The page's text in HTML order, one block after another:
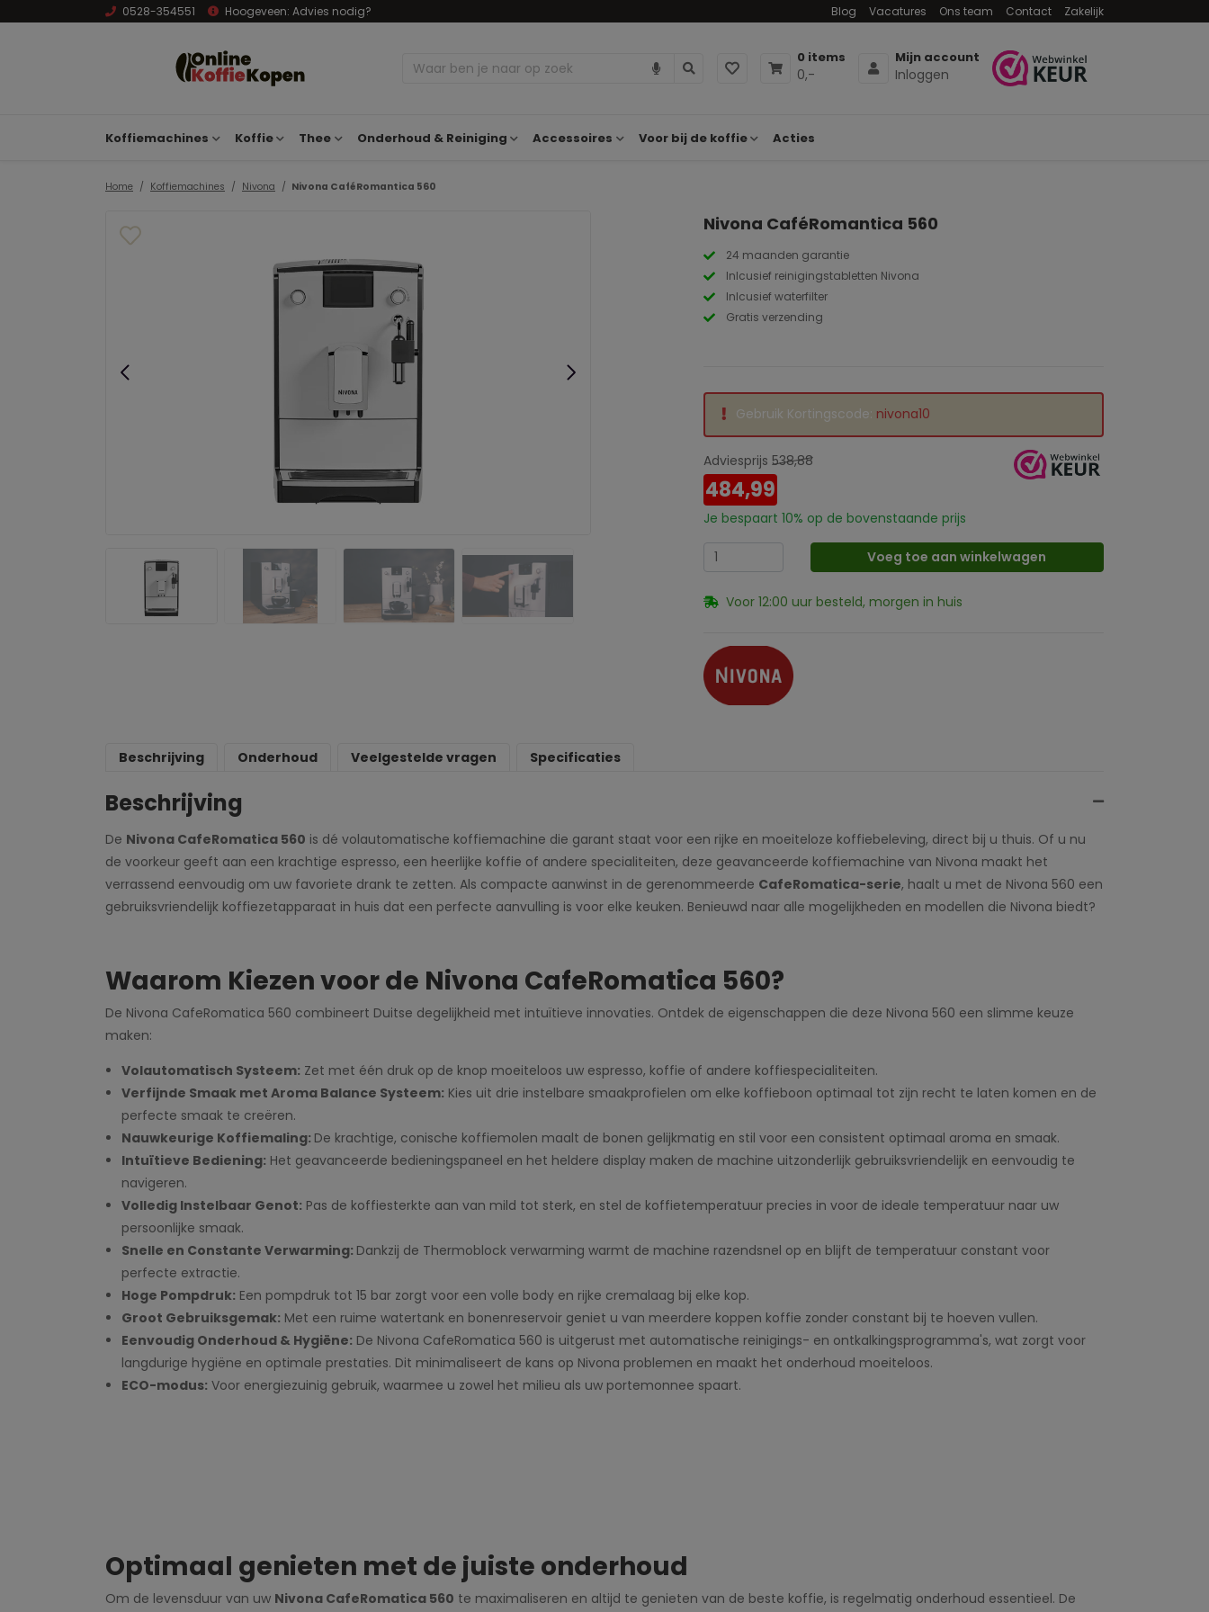
0528-354551 Hoogeveen: Advies nodig? Blog Vacatures Ons team Contact Zakelijk
0 items
0,-
Mijn account
Inloggen
Koffiemachines Koffie Thee Onderhoud & Reiniging Accessoires Voor bij de koffie Acties
Home Koffiemachines Nivona Nivona CaféRomantica 560
Nivona CaféRomantica 560
24 maanden garantie
Inlcusief reinigingstabletten Nivona
Inlcusief waterfilter
Gratis verzending
Gebruik Kortingscode: nivona10
Adviesprijs 538,88
484,99
Je bespaart 10% op de bovenstaande prijs
Voeg toe aan winkelwagen
Voor 12:00 uur besteld, morgen in huis
Beschrijving Onderhoud Veelgestelde vragen Specificaties
Beschrijving
De Nivona CafeRomatica 560 is dé volautomatische koffiemachine die garant staat voor een rijke en moeiteloze koffiebeleving, direct bij u thuis. Of u nu
de voorkeur geeft aan een krachtige espresso, een heerlijke koffie of andere specialiteiten, deze geavanceerde koffiemachine van Nivona maakt het
verrassend eenvoudig om uw favoriete drank te zetten. Als compacte aanwinst in de gerenommeerde CafeRomatica-serie, haalt u met de Nivona 560 een
gebruiksvriendelijk koffiezetapparaat in huis dat een perfecte aanvulling is voor elke keuken. Benieuwd naar alle mogelijkheden en modellen die Nivona biedt?
Waarom Kiezen voor de Nivona CafeRomatica 560?
De Nivona CafeRomatica 560 combineert Duitse degelijkheid met intuïtieve innovaties. Ontdek de eigenschappen die deze Nivona 560 een slimme keuze
maken:
Volautomatisch Systeem: Zet met één druk op de knop moeiteloos uw espresso, koffie of andere koffiespecialiteiten.
Verfijnde Smaak met Aroma Balance Systeem: Kies uit drie instelbare smaakprofielen om elke koffieboon optimaal tot zijn recht te laten komen en de
perfecte smaak te creëren.
Nauwkeurige Koffiemaling: De krachtige, conische koffiemolen maalt de bonen gelijkmatig en stil voor een consistent optimaal aroma en smaak.
Intuïtieve Bediening: Het geavanceerde bedieningspaneel en het heldere display maken de machine uitzonderlijk gebruiksvriendelijk en eenvoudig te
navigeren.
Volledig Instelbaar Genot: Pas de koffiesterkte aan van mild tot sterk, en stel de koffietemperatuur precies in voor de ideale temperatuur naar uw
persoonlijke smaak.
Snelle en Constante Verwarming: Dankzij de Thermoblock verwarming warmt de machine razendsnel op en blijft de temperatuur constant voor
perfecte extractie.
Hoge Pompdruk: Een pompdruk tot 15 bar zorgt voor een volle body en rijke cremalaag bij elke kop.
Groot Gebruiksgemak: Met een ruime watertank en bonenreservoir geniet u van meerdere koppen koffie zonder constant bij te hoeven vullen.
Eenvoudig Onderhoud & Hygiëne: De Nivona CafeRomatica 560 is uitgerust met automatische reinigings- en ontkalkingsprogramma's, wat zorgt voor
langdurige hygiëne en optimale prestaties. Dit minimaliseert de kans op Nivona problemen en maakt het onderhoud moeiteloos.
ECO-modus: Voor energiezuinig gebruik, waarmee u zowel het milieu als uw portemonnee spaart.
Optimaal genieten met de juiste onderhoud
Om de levensduur van uw Nivona CafeRomatica 560 te maximaliseren en altijd te genieten van de beste koffie, is regelmatig onderhoud essentieel. De